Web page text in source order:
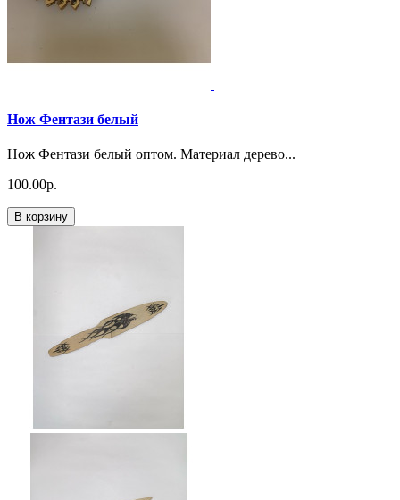
Нож Фентази белый
Нож Фентази белый оптом. Материал дерево...
100.00р.
В корзину